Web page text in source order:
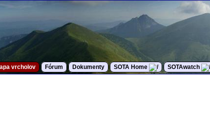
vrcholov Fórum Dokumenty SOTA Home SOTAwatch